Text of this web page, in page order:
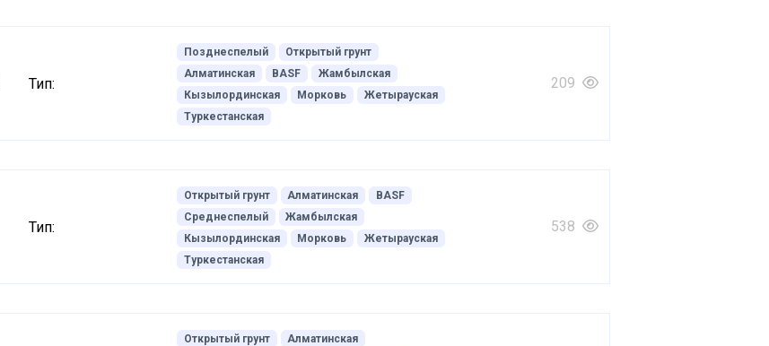
Тип:
Позднеспелый
Открытый грунт
Алматинская
BASF
Жамбылская
Кызылординская
Морковь
Жетырауская
Туркестанская
209
Тип:
Открытый грунт Алматинская
BASF
Среднеспелый
Жамбылская
Кызылординская
Морковь
Жетырауская
Туркестанская
538
Открытый грунт
Алматинская